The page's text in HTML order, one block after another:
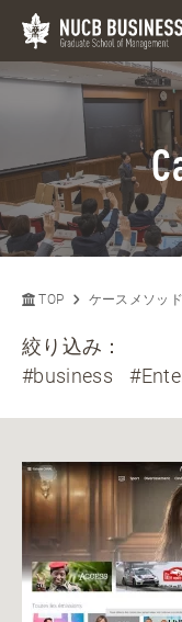
TOP ケースメソッド
絞り込み：
#business